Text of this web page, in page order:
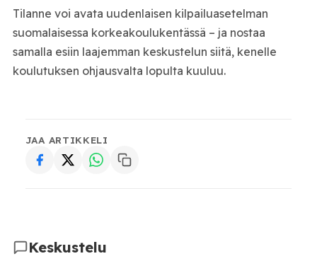
Tilanne voi avata uudenlaisen kilpailuasetelman
suomalaisessa korkeakoulukentässä – ja nostaa
samalla esiin laajemman keskustelun siitä, kenelle
koulutuksen ohjausvalta lopulta kuuluu.
JAA ARTIKKELI
Keskustelu